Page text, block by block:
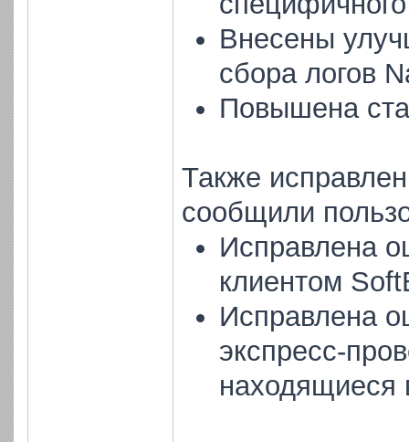
Внесены
сбора логов
Повышена
Также
сообщили
Исправлена
клиентом
Исправлена
экспресс-
находящиеся